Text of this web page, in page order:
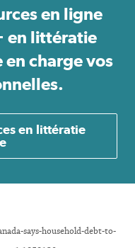
en ligne
en littératie
charge vos
en littératie
says-household-debt-to-